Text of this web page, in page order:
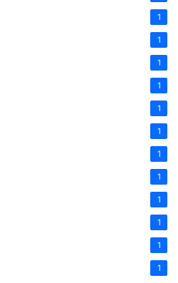
1
1
1
1
1
1
1
1
1
1
1
1